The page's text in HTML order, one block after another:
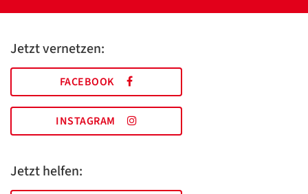
Jetzt vernetzen:
FACEBOOK
INSTAGRAM
Jetzt helfen: